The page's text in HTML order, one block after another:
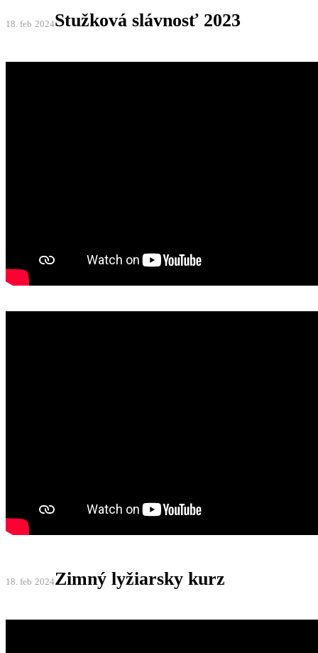
18. feb 2024Stužková slávnosť 2023
18. feb 2024Zimný lyžiarsky kurz